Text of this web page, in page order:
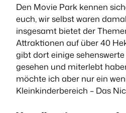
Den Movie Park kennen
euch, wir selbst waren
insgesamt bietet der
Attraktionen auf über 40
gibt dort einige
gesehen und miterlebt
möchte ich aber nur ein
Kleinkinderbereich – Das